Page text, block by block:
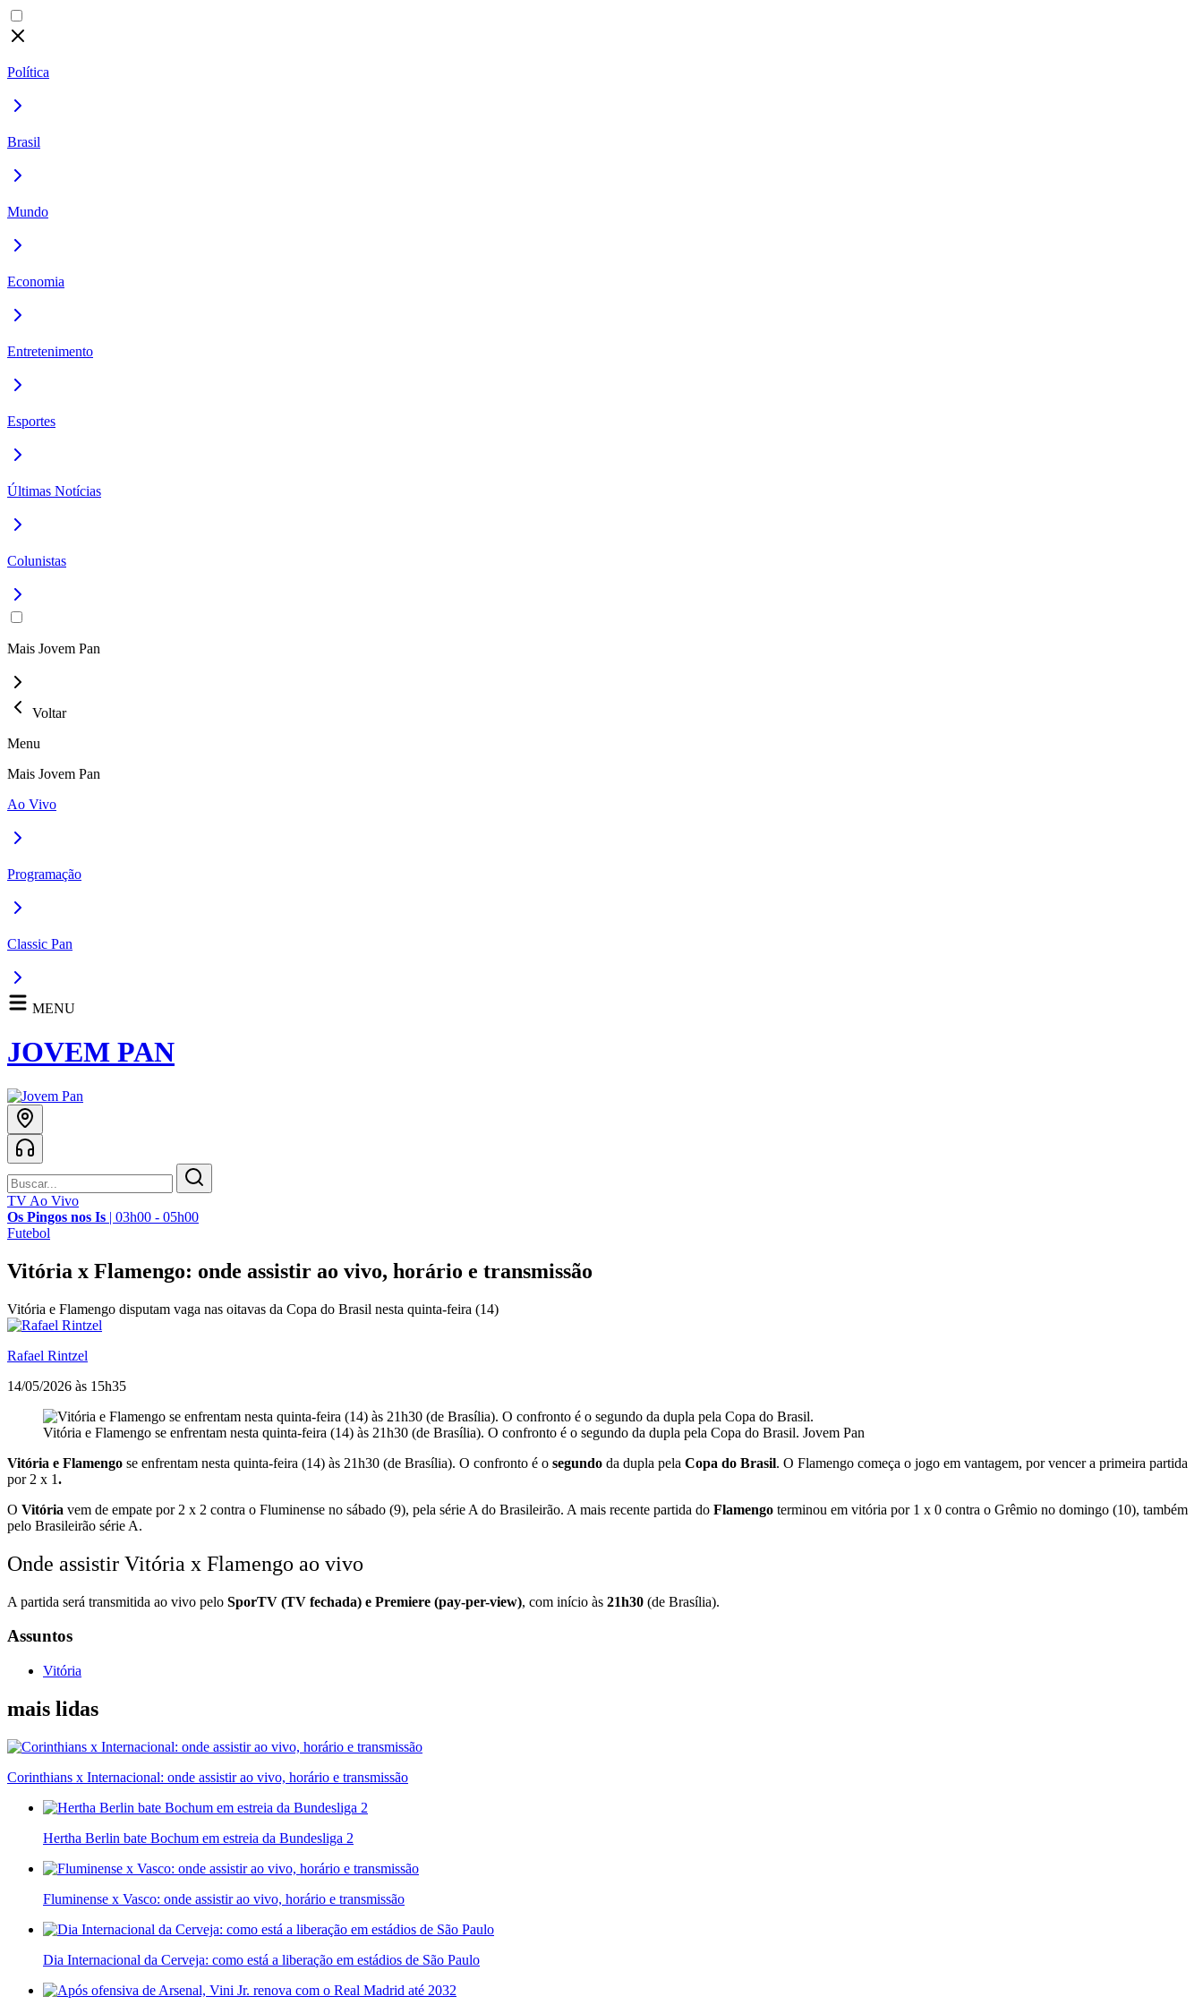
Política
Brasil
Mundo
Economia
Entretenimento
Esportes
Últimas Notícias
Colunistas
Mais Jovem Pan
Voltar
Menu
Mais Jovem Pan
Ao Vivo
Programação
Classic Pan
MENU
JOVEM PAN
TV Ao Vivo
Os Pingos nos Is | 03h00 - 05h00
Futebol
Vitória x Flamengo: onde assistir ao vivo, horário e transmissão
Vitória e Flamengo disputam vaga nas oitavas da Copa do Brasil nesta quinta-feira (14)
Rafael Rintzel
14/05/2026 às 15h35
Vitória e Flamengo se enfrentam nesta quinta-feira (14) às 21h30 (de Brasília). O confronto é o segundo da dupla pela Copa do Brasil. Jovem Pan
Vitória e Flamengo se enfrentam nesta quinta-feira (14) às 21h30 (de Brasília). O confronto é o segundo da dupla pela Copa do Brasil. O Flamengo começa o jogo em vantagem, por vencer a primeira partida
por 2 x 1.
O Vitória vem de empate por 2 x 2 contra o Fluminense no sábado (9), pela série A do Brasileirão. A mais recente partida do Flamengo terminou em vitória por 1 x 0 contra o Grêmio no domingo (10), também
pelo Brasileirão série A.
Onde assistir Vitória x Flamengo ao vivo
A partida será transmitida ao vivo pelo SporTV (TV fechada) e Premiere (pay-per-view), com início às 21h30 (de Brasília).
Assuntos
Vitória
mais lidas
Corinthians x Internacional: onde assistir ao vivo, horário e transmissão
Hertha Berlin bate Bochum em estreia da Bundesliga 2
Fluminense x Vasco: onde assistir ao vivo, horário e transmissão
Dia Internacional da Cerveja: como está a liberação em estádios de São Paulo